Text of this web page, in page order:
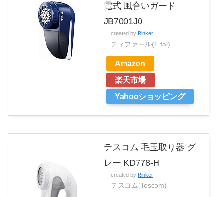
電式 風合いガード
JB7001J0
created by Rinker
ティファール(T-fal)
Amazon
楽天市場
Yahooショッピング
テスコム 毛玉取り器 グ
レー KD778-H
created by Rinker
テスコム(Tescom)